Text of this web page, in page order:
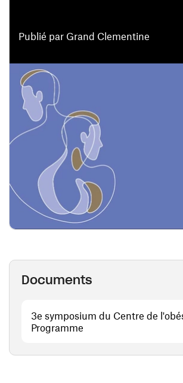
Publié par Grand Clementine
Documents
3e symposium du Centre de
Programme